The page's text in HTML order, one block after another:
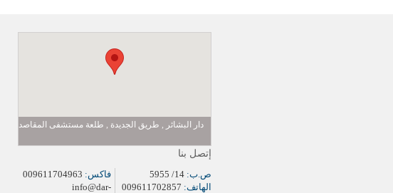
دار البشائر , طريق الجديدة , طلعة مستشفى المقاصد
إتصل بنا
ص.ب:
الهاتف:
فاكس:
info@dar-